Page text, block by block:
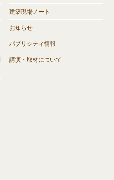
建築現場ノート
お知らせ
パブリシティ情報
講演・取材について